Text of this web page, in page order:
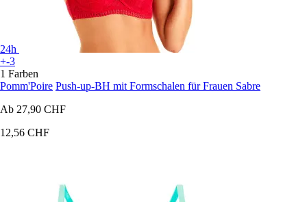
24h
+-3
1 Farben
Pomm'Poire Push-up-BH mit Formschalen für Frauen Sabre
Ab 27,90 CHF
12,56 CHF